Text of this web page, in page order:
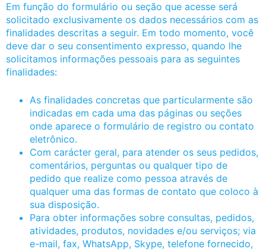
Em função do formulário ou seção que acesse será
solicitado exclusivamente os dados necessários com as
finalidades descritas a seguir. Em todo momento, você
deve dar o seu consentimento expresso, quando lhe
solicitamos informações pessoais para as seguintes
finalidades:
As finalidades concretas que particularmente são
indicadas em cada uma das páginas ou seções
onde aparece o formulário de registro ou contato
eletrônico.
Com carácter geral, para atender os seus pedidos,
comentários, perguntas ou qualquer tipo de
pedido que realize como pessoa através de
qualquer uma das formas de contato que coloco à
sua disposição.
Para obter informações sobre consultas, pedidos,
atividades, produtos, novidades e/ou serviços; via
e-mail, fax, WhatsApp, Skype, telefone fornecido,